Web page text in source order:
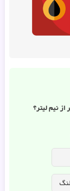
نیم لیتر؟